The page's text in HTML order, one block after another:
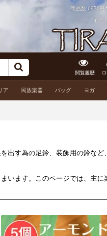
商品数:6970
色々
閲覧履歴
ア 民族楽器 バッグ ヨガ
出す為の足鈴、装飾用の鈴など
います。このページでは、主に